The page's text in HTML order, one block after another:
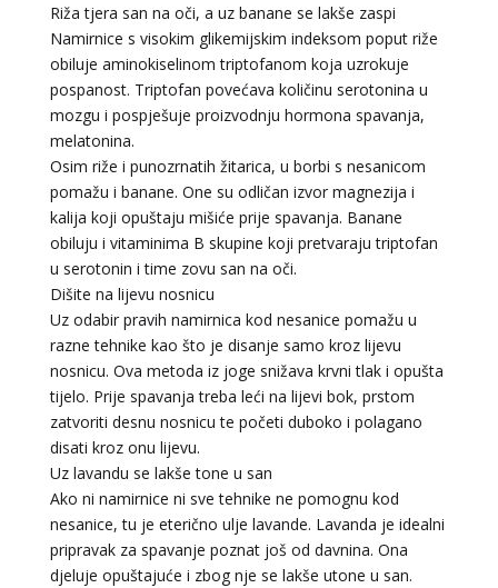
Riža tjera san na oči, a uz banane se lakše zaspi
Namirnice s visokim glikemijskim indeksom poput riže
obiluje aminokiselinom triptofanom koja uzrokuje
pospanost. Triptofan povećava količinu serotonina u
mozgu i pospješuje proizvodnju hormona spavanja,
melatonina.
Osim riže i punozrnatih žitarica, u borbi s nesanicom
pomažu i banane. One su odličan izvor magnezija i
kalija koji opuštaju mišiće prije spavanja. Banane
obiluju i vitaminima B skupine koji pretvaraju triptofan
u serotonin i time zovu san na oči.
Dišite na lijevu nosnicu
Uz odabir pravih namirnica kod nesanice pomažu u
razne tehnike kao što je disanje samo kroz lijevu
nosnicu. Ova metoda iz joge snižava krvni tlak i opušta
tijelo. Prije spavanja treba leći na lijevi bok, prstom
zatvoriti desnu nosnicu te početi duboko i polagano
disati kroz onu lijevu.
Uz lavandu se lakše tone u san
Ako ni namirnice ni sve tehnike ne pomognu kod
nesanice, tu je eterično ulje lavande. Lavanda je idealni
pripravak za spavanje poznat još od davnina. Ona
djeluje opuštajuće i zbog nje se lakše utone u san.
LUCIJA / Kod #136
Tarot savjetnik je zauzet
TEHNIKE:sudbinske karte, anđeoske poruke
Broj tel: 064/600-600
tel:0,93€ - mob:1,12€ min
ELA
/ Kod 151
Tarot savjetnik je zauzet
TEHNIKE:astrologija, tarot, numerološki tarot, visak, feng
shui numerologija, anđeoski brojevi, tumačenje snova,
rune, kristali, reiki, terapija bojama, anđeoske karte,
iscjeljivanje anđeoskim energijama